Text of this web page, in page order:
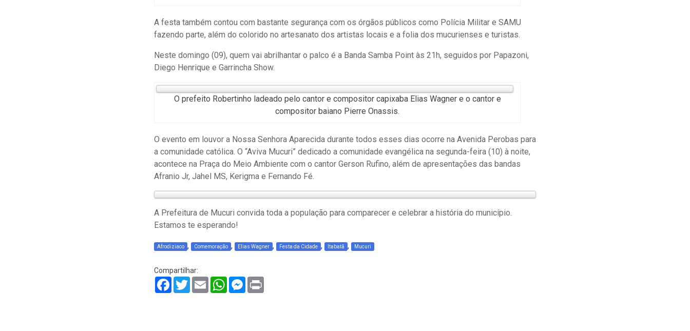
A festa também contou com bastante segurança com os órgãos públicos como Polícia Militar e SAMU
fazendo parte, além do colorido no artesanato dos artistas locais e a folia dos mucurienses e turistas.
Neste domingo (09), quem vai abrilhantar o palco é a Banda Samba Point às 21h, seguidos por Papazoni,
Diego Henrique e Garrincha Show.
O prefeito Robertinho ladeado pelo cantor e compositor capixaba Elias Wagner e o cantor e
compositor baiano Pierre Onassis.
O evento em louvor a Nossa Senhora Aparecida durante todos esses dias ocorre na Avenida Perobas para
a comunidade católica. O “Aviva Mucuri” dedicado a comunidade evangélica na segunda-feira (10) à noite,
acontece na Praça do Meio Ambiente com o cantor Gerson Rufino, além de apresentações das bandas
Afranio Jr, Jahel MS, Kerigma e Fernando Fé.
A Prefeitura de Mucuri convida toda a população para comparecer e celebrar a história do município.
Estamos te esperando!
Afrodiziaco , Comemoração , Elias Wagner , Festa da Cidade , Itabatã , Mucuri
Compartilhar:
Facebook
TwitterEmail WhatsAppMessenger